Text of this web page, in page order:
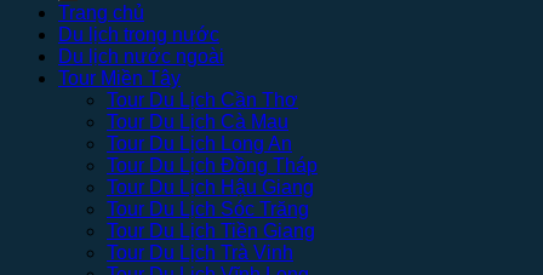
Trang chủ
Du lịch trong nước
Du lịch nước ngoài
Tour Miền Tây
Tour Du Lịch Cần Thơ
Tour Du Lịch Cà Mau
Tour Du Lịch Long An
Tour Du Lịch Đồng Tháp
Tour Du Lịch Hậu Giang
Tour Du Lịch Sóc Trăng
Tour Du Lịch Tiền Giang
Tour Du Lịch Trà Vinh